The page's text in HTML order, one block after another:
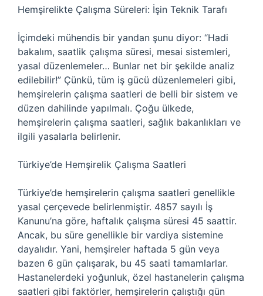
Hemşirelikte Çalışma Süreleri: İşin Teknik Tarafı
İçimdeki mühendis bir yandan şunu diyor: “Hadi
bakalım, saatlik çalışma süresi, mesai sistemleri,
yasal düzenlemeler… Bunlar net bir şekilde analiz
edilebilir!” Çünkü, tüm iş gücü düzenlemeleri gibi,
hemşirelerin çalışma saatleri de belli bir sistem ve
düzen dahilinde yapılmalı. Çoğu ülkede,
hemşirelerin çalışma saatleri, sağlık bakanlıkları ve
ilgili yasalarla belirlenir.
Türkiye’de Hemşirelik Çalışma Saatleri
Türkiye’de hemşirelerin çalışma saatleri genellikle
yasal çerçevede belirlenmiştir. 4857 sayılı İş
Kanunu’na göre, haftalık çalışma süresi 45 saattir.
Ancak, bu süre genellikle bir vardiya sistemine
dayalıdır. Yani, hemşireler haftada 5 gün veya
bazen 6 gün çalışarak, bu 45 saati tamamlarlar.
Hastanelerdeki yoğunluk, özel hastanelerin çalışma
saatleri gibi faktörler, hemşirelerin çalıştığı gün